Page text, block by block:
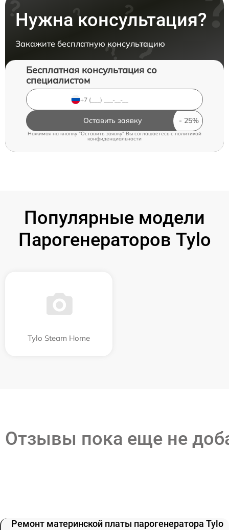
Нужна консультация?
Закажите бесплатную консультацию
Бесплатная консультация со
специалистом
Оставить заявку
Нажимая на кнопку "Оставить заявку" Вы соглашаетесь c политикой
конфиденциальности
Популярные модели
Парогенераторов Tylo
Tylo Steam Home
Отзывы пока еще не
Ремонт материнской платы парогенератора Tylo